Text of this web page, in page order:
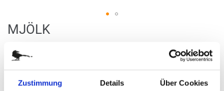
Zustimmung Details Über Cookies
Zum
Anfang
der
Bildergalerie
springen
MJÖLK
Duft Hafer & Milch & Honig